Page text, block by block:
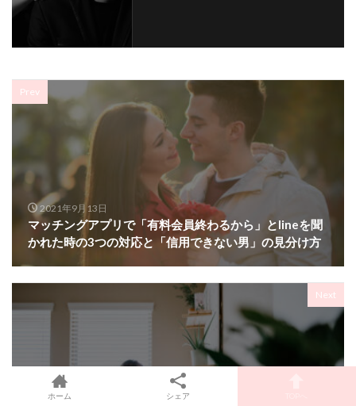
Prev
2021年9月13日
マッチングアプリで「有料会員終わるから」とlineを聞
かれた時の3つの対応と「信用できない男」の見分け方
Next
2021年9月15日
ホーム シェア